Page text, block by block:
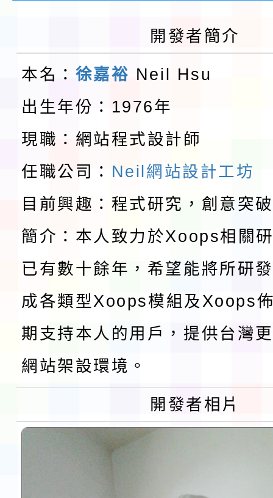
第3次招考代課鐘點教
告(不再辦理後續甄選)
檢送「桃園市115學年
賽實施要點」1份
本市「115學年度學生
程安排一案
「桃園市補助參觀特色
展演活動實施計畫」
請一案
教育部校安中心白海豚
報
淨零綠領人才培育課程
檢送桃園市115學年度
及師生本土語及新住民
實施要點各1份
115年食農教育專業人
程
函轉國家通訊傳播委員
鎮韌性（防空）演習－
「115年金融知識線上
法」
本校115學年度第1學
第3次招考代課鐘點教
告(不再辦理後續甄選)
檢送「桃園市115學年
賽實施要點」1份
本市「115學年度學生
程安排一案
「桃園市補助參觀特色
開發者簡介
本名： 徐嘉裕 Neil Hsu
出生年份：1976年
現職：網站程式設計師
任職公司： Neil網站設計工坊
目前興趣：程式研究，創意突
簡介：本人致力於Xoops相關
已有數十餘年，希望能將所研
成各類型Xoops模組及Xoops
期支持本人的用戶，提供台灣
網站架設環境。
開發者相片